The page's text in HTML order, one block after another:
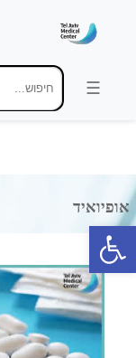
פתח סרגל נגישות